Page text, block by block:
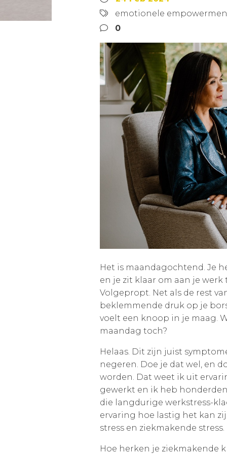
emotionele
0
Het is maandagochtend. Je
en je zit klaar om aan je
Volgepropt. Net als de rest
beklemmende druk op je
voelt een knoop in je maag.
maandag toch?
Helaas. Dit zijn juist
negeren. Doe je dat wel, en
worden. Dat weet ik uit
gewerkt en ik heb
die langdurige werkstress-
ervaring hoe lastig het kan
stress en ziekmakende stress.
Hoe herken je ziekmakende